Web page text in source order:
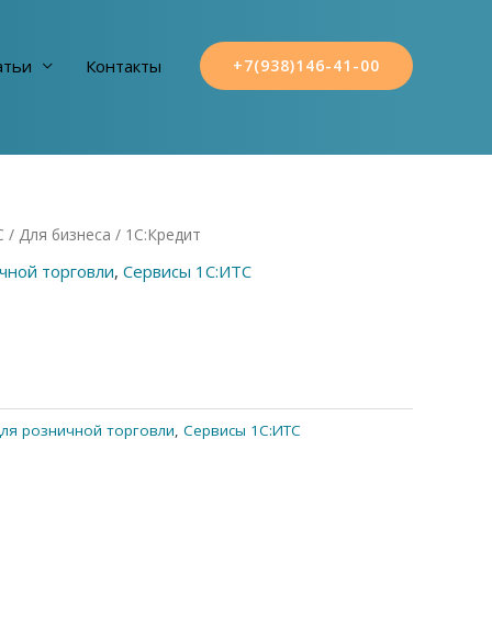
Контакты +7(938)146-41-00
/ Для бизнеса / 1С:Кредит
торговли, Сервисы 1С:ИТС
розничной торговли, Сервисы 1С:ИТС